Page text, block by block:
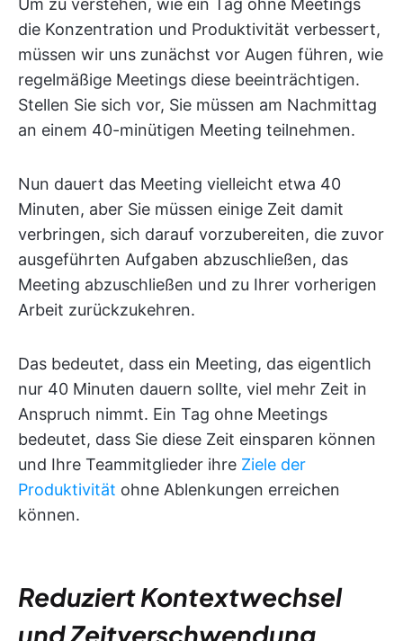
Um zu verstehen, wie ein Tag ohne Meetings
die Konzentration und Produktivität verbessert,
müssen wir uns zunächst vor Augen führen, wie
regelmäßige Meetings diese beeinträchtigen.
Stellen Sie sich vor, Sie müssen am Nachmittag
an einem 40-minütigen Meeting teilnehmen.
Nun dauert das Meeting vielleicht etwa 40
Minuten, aber Sie müssen einige Zeit damit
verbringen, sich darauf vorzubereiten, die zuvor
ausgeführten Aufgaben abzuschließen, das
Meeting abzuschließen und zu Ihrer vorherigen
Arbeit zurückzukehren.
Das bedeutet, dass ein Meeting, das eigentlich
nur 40 Minuten dauern sollte, viel mehr Zeit in
Anspruch nimmt. Ein Tag ohne Meetings
bedeutet, dass Sie diese Zeit einsparen können
und Ihre Teammitglieder ihre Ziele der
Produktivität ohne Ablenkungen erreichen
können.
Reduziert Kontextwechsel
und Zeitverschwendung